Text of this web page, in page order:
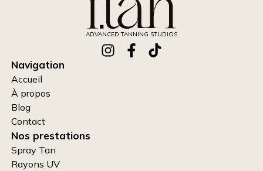
ADVANCED TANNING STUDIOS
Navigation
Accueil
À propos
Blog
Contact
Nos prestations
Spray Tan
Rayons UV